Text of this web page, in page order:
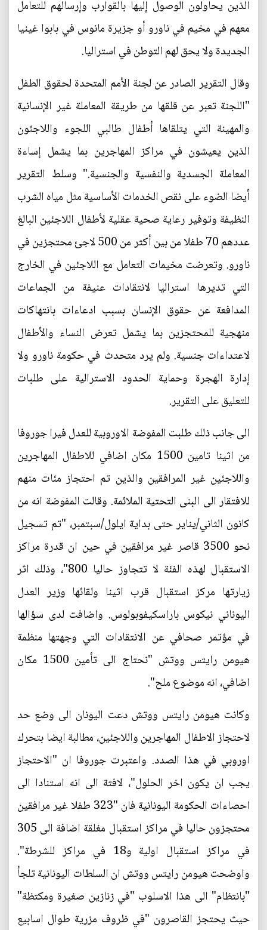
الذين يحاولون الوصول إليها بالقوارب وإرسالهم للتعامل
معهم في مخيم في ناورو أو جزيرة مانوس في بابوا غينيا
الجديدة ولا يحق لهم التوطن في استراليا.
وقال التقرير الصادر عن لجنة الأمم المتحدة لحقوق الطفل
"اللجنة تعبر عن قلقها من طريقة المعاملة غير الإنسانية
والمهينة التي يتلقاها أطفال طالبي اللجوء واللاجئون
الذين يعيشون في مراكز المهاجرين بما يشمل إساءة
المعاملة الجسدية والنفسية والجنسية." وسلط التقرير
أيضا الضوء على نقص الخدمات الأساسية مثل مياه الشرب
النظيفة وتوفير رعاية صحية عقلية لأطفال اللاجئين البالغ
عددهم 70 طفلا من بين أكثر من 500 لاجئ محتجزين في
ناورو. وتعرضت مخيمات التعامل مع اللاجئين في الخارج
التي تديرها استراليا لانتقادات عنيفة من الجماعات
المدافعة عن حقوق الإنسان بسبب ادعاءات بانتهاكات
منهجية للمحتجزين بما يشمل تعرض النساء والأطفال
لاعتداءات جنسية. ولم يرد متحدث في حكومة ناورو ولا
إدارة الهجرة وحماية الحدود الاسترالية على طلبات
للتعليق على التقرير.
الى جانب ذلك طلبت المفوضة الاوروبية للعدل فيرا جوروفا
من اثينا تامين 1500 مكان اضافي للاطفال المهاجرين
واللاجئين غير المرافقين والذين تم احتجاز مئات منهم
للافتقار الى البنى التحتية الملائمة. وقالت المفوضة انه من
كانون الثاني/يناير حتى بداية ايلول/سبتمبر، "تم تسجيل
نحو 3500 قاصر غير مرافقين في حين ان قدرة مراكز
الاستقبال لهذه الفئة لا تتجاوز حاليا 800"، وذلك اثر
زيارتها مركز استقبال قرب اثينا ولقائها وزير العدل
اليوناني نيكوس باراسكيفوبولوس. واضافت لدى سؤالها
في مؤتمر صحافي عن الانتقادات التي وجهتها منظمة
هيومن رايتس ووتش "نحتاج الى تأمين 1500 مكان
اضافي، انه موضوع ملح".
وكانت هيومن رايتس ووتش دعت اليونان الى وضع حد
لاحتجاز الاطفال المهاجرين واللاجئين، مطالبة ايضا بتحرك
اوروبي في هذا الصدد. واعتبرت جوروفا ان "الاحتجاز
يجب ان يكون اخر الحلول"، لافتة الى انه استنادا الى
احصاءات الحكومة اليونانية فان "323 طفلا غير مرافقين
محتجزون حاليا في مراكز استقبال مغلقة اضافة الى 305
في مراكز استقبال اولية و18 في مراكز للشرطة".
واوضحت هيومن رايتس ووتش ان السلطات اليونانية تلجأ
"بانتظام" الى هذا الاسلوب "في زنازين صغيرة ومكتظة"
حيث يحتجز القاصرون "في ظروف مزرية طوال اسابيع